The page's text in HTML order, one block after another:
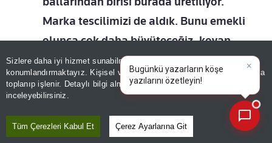
Sizlere daha iyi hizmet sunabilmek adına sitemizde
konumlandırmaktayız. Kişisel verileriniz, KVKK ve GDPR kapsamında
toplanıp işlenir. Detaylı bilgi almak içinAydınlatma Metnimizi
inceleyebilirsiniz.
Tüm Çerezleri Kabul Et Çerez Ayarlarına Git
Marka tescilimizi de aldık. Bunu emekli
olunca çok daha büyüteceğiz, kovan
sayısını 500-600'e çıkartacağız.
Gurbetçilerimiz Almanya, İngiltere,
Fransa'ya götürüyor. İstanbul ve
Ankara'ya da çok gidiyor. 600 kilo
civarında bal hasadım var. Bu rekolte
Bugün|